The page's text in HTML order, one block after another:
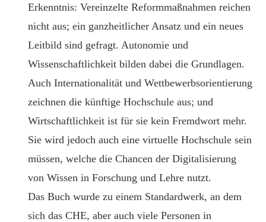
Erkenntnis: Vereinzelte Reformmaßnahmen reichen
nicht aus; ein ganzheitlicher Ansatz und ein neues
Leitbild sind gefragt. Autonomie und
Wissenschaftlichkeit bilden dabei die Grundlagen.
Auch Internationalität und Wettbewerbsorientierung
zeichnen die künftige Hochschule aus; und
Wirtschaftlichkeit ist für sie kein Fremdwort mehr.
Sie wird jedoch auch eine virtuelle Hochschule sein
müssen, welche die Chancen der Digitalisierung
von Wissen in Forschung und Lehre nutzt.
Das Buch wurde zu einem Standardwerk, an dem
sich das CHE, aber auch viele Personen in